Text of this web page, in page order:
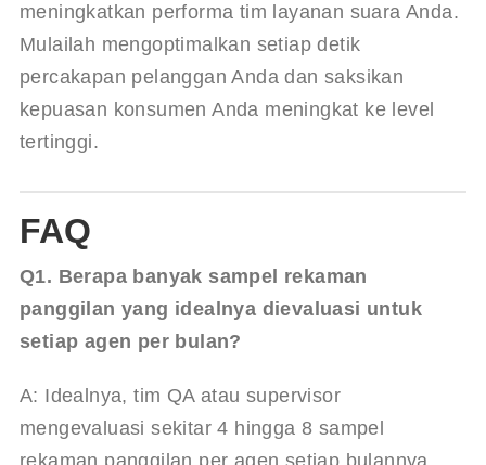
meningkatkan performa tim layanan suara Anda.
Mulailah mengoptimalkan setiap detik
percakapan pelanggan Anda dan saksikan
kepuasan konsumen Anda meningkat ke level
tertinggi.
FAQ
Q1. Berapa banyak sampel rekaman
panggilan yang idealnya dievaluasi untuk
setiap agen per bulan?
A: Idealnya, tim QA atau supervisor
mengevaluasi sekitar 4 hingga 8 sampel